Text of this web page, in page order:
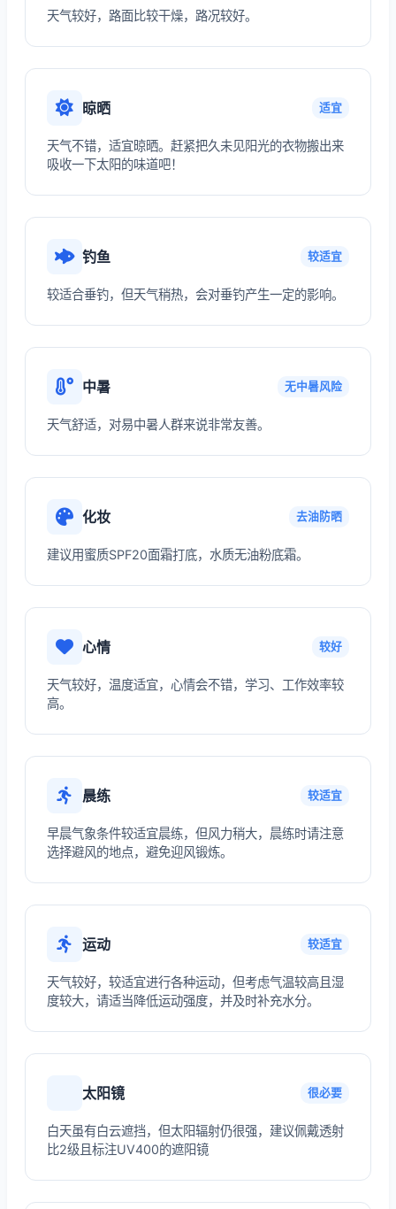
天气较好，路面比较干燥，路况较好。
晾晒 适宜
天气不错，适宜晾晒。赶紧把久未见阳光的衣物搬出来
吸收一下太阳的味道吧！
钓鱼 较适宜
较适合垂钓，但天气稍热，会对垂钓产生一定的影响。
中暑 无中暑风险
天气舒适，对易中暑人群来说非常友善。
化妆 去油防晒
建议用蜜质SPF20面霜打底，水质无油粉底霜。
心情 较好
天气较好，温度适宜，心情会不错，学习、工作效率较
高。
晨练 较适宜
早晨气象条件较适宜晨练，但风力稍大，晨练时请注意
选择避风的地点，避免迎风锻炼。
运动 较适宜
天气较好，较适宜进行各种运动，但考虑气温较高且湿
度较大，请适当降低运动强度，并及时补充水分。
太阳镜 很必要
白天虽有白云遮挡，但太阳辐射仍很强，建议佩戴透射
比2级且标注UV400的遮阳镜